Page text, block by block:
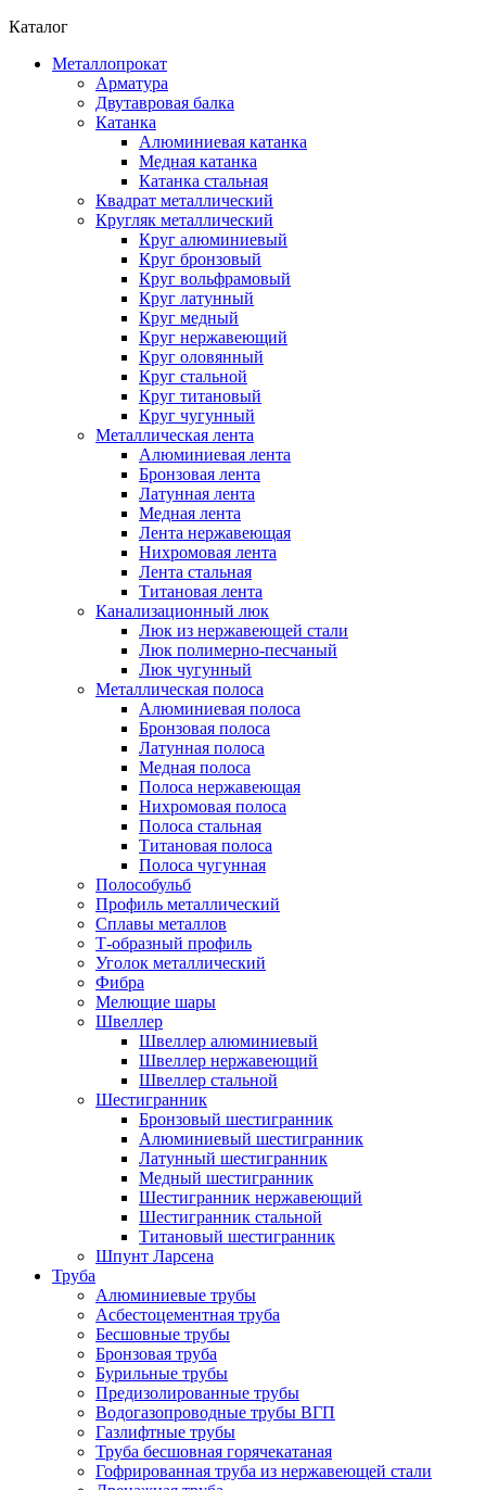
Каталог
Металлопрокат
Арматура
Двутавровая балка
Катанка
Алюминиевая катанка
Медная катанка
Катанка стальная
Квадрат металлический
Кругляк металлический
Круг алюминиевый
Круг бронзовый
Круг вольфрамовый
Круг латунный
Круг медный
Круг нержавеющий
Круг оловянный
Круг стальной
Круг титановый
Круг чугунный
Металлическая лента
Алюминиевая лента
Бронзовая лента
Латунная лента
Медная лента
Лента нержавеющая
Нихромовая лента
Лента стальная
Титановая лента
Канализационный люк
Люк из нержавеющей стали
Люк полимерно-песчаный
Люк чугунный
Металлическая полоса
Алюминиевая полоса
Бронзовая полоса
Латунная полоса
Медная полоса
Полоса нержавеющая
Нихромовая полоса
Полоса стальная
Титановая полоса
Полоса чугунная
Полособульб
Профиль металлический
Сплавы металлов
Т-образный профиль
Уголок металлический
Фибра
Мелющие шары
Швеллер
Швеллер алюминиевый
Швеллер нержавеющий
Швеллер стальной
Шестигранник
Бронзовый шестигранник
Алюминиевый шестигранник
Латунный шестигранник
Медный шестигранник
Шестигранник нержавеющий
Шестигранник стальной
Титановый шестигранник
Шпунт Ларсена
Труба
Алюминиевые трубы
Асбестоцементная труба
Бесшовные трубы
Бронзовая труба
Бурильные трубы
Предизолированные трубы
Водогазопроводные трубы ВГП
Газлифтные трубы
Труба бесшовная горячекатаная
Гофрированная труба из нержавеющей стали